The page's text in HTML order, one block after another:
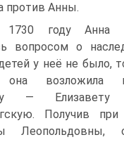
против Анны.
году Анна
вопросом о
у неё не было,
она возложила
— Елизавету
Получив
Леопольдовны,